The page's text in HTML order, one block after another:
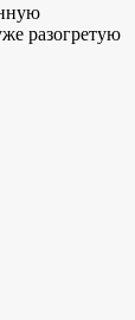
разогретую